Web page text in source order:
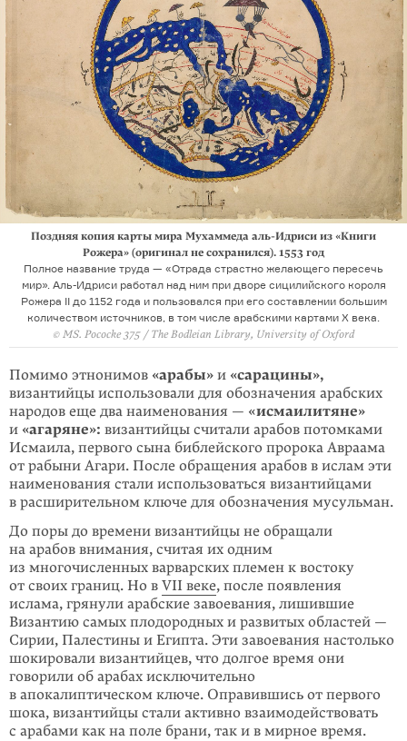
Поздняя копия карты мира Мухаммеда аль-Идриси из «Книги
Рожера» (оригинал не сохранился). 1553 год
Полное название труда — «Отрада страстно желающего пересечь
мир». Аль-Идриси работал над ним при дворе сицилийского короля
Рожера II до 1152 года и пользовался при его составлении большим
количеством источников, в том числе арабскими картами X века.
© MS. Pococke 375 / The Bodleian Library, University of Oxford
Помимо этнонимов «арабы» и «сарацины»,
византийцы использовали для обозначения арабских
народов еще два наименования — «исмаилитяне»
и «агаряне»: византийцы считали арабов потомками
Исмаила, первого сына библейского пророка Авраама
от рабыни Агари. После обращения арабов в ислам эти
наименования стали использоваться византийцами
в расширительном ключе для обозначения мусульман.
До поры до времени византийцы не обращали
на арабов внимания, считая их одним
из многочисленных варварских племен к востоку
от своих границ. Но в VII веке, после появления
ислама, грянули арабские завоевания, лишив­шие
Византию самых плодородных и развитых областей —
Сирии, Палестины и Египта. Эти завоевания настолько
шокировали византийцев, что долгое время они
говорили об арабах исключительно
в апокалиптическом ключе. Оправившись от первого
шока, византийцы стали активно взаимодей­ствовать
с арабами как на поле брани, так и в мирное время.